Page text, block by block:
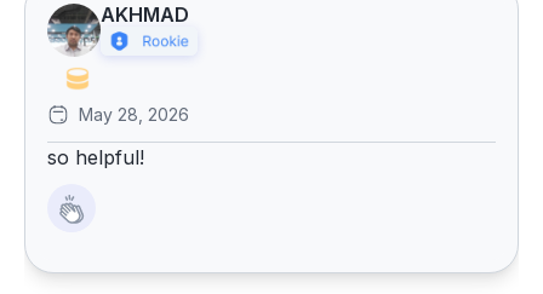
AKHMAD
May 28, 2026
so helpful!